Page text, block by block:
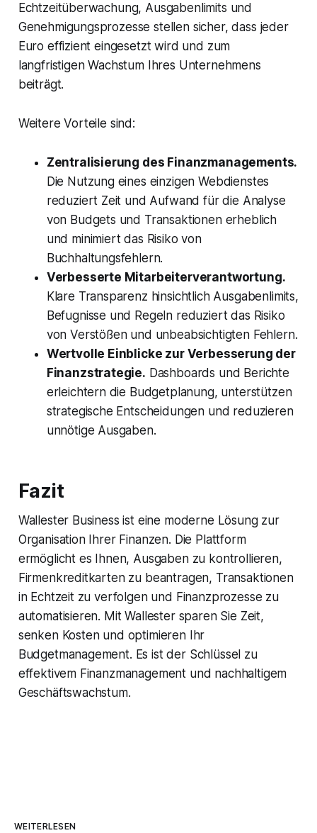
Echtzeitüberwachung, Ausgabenlimits und
Genehmigungsprozesse stellen sicher, dass jeder
Euro effizient eingesetzt wird und zum
langfristigen Wachstum Ihres Unternehmens
beiträgt.
Weitere Vorteile sind:
Zentralisierung des Finanzmanagements.
Die Nutzung eines einzigen Webdienstes
reduziert Zeit und Aufwand für die Analyse
von Budgets und Transaktionen erheblich
und minimiert das Risiko von
Buchhaltungsfehlern.
Verbesserte Mitarbeiterverantwortung.
Klare Transparenz hinsichtlich Ausgabenlimits,
Befugnisse und Regeln reduziert das Risiko
von Verstößen und unbeabsichtigten Fehlern.
Wertvolle Einblicke zur Verbesserung der
Finanzstrategie. Dashboards und Berichte
erleichtern die Budgetplanung, unterstützen
strategische Entscheidungen und reduzieren
unnötige Ausgaben.
Fazit
Wallester Business ist eine moderne Lösung zur
Organisation Ihrer Finanzen. Die Plattform
ermöglicht es Ihnen, Ausgaben zu kontrollieren,
Firmenkreditkarten zu beantragen, Transaktionen
in Echtzeit zu verfolgen und Finanzprozesse zu
automatisieren. Mit Wallester sparen Sie Zeit,
senken Kosten und optimieren Ihr
Budgetmanagement. Es ist der Schlüssel zu
effektivem Finanzmanagement und nachhaltigem
Geschäftswachstum.
WEITERLESEN